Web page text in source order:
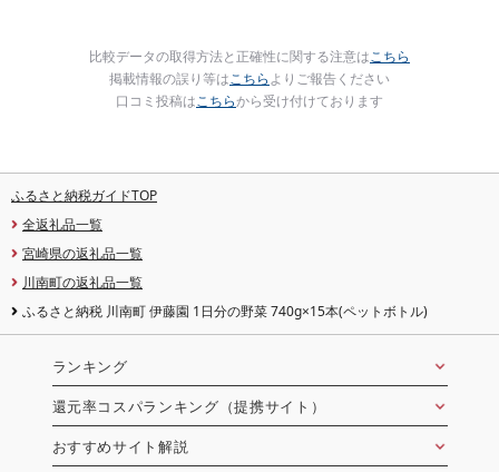
比較データの取得方法と正確性に関する注意はこちら
掲載情報の誤り等はこちらよりご報告ください
口コミ投稿はこちらから受け付けております
ふるさと納税ガイドTOP
全返礼品一覧
宮崎県の返礼品一覧
川南町の返礼品一覧
ふるさと納税 川南町 伊藤園 1日分の野菜 740g×15本(ペットボトル)
ランキング
還元率コスパランキング（提携サイト）
おすすめサイト解説